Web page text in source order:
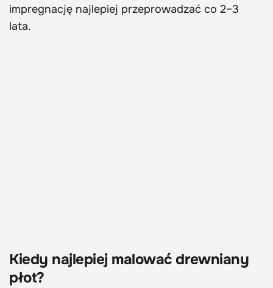
impregnację najlepiej przeprowadzać co 2–3
lata.
Kiedy najlepiej malować drewniany
płot?